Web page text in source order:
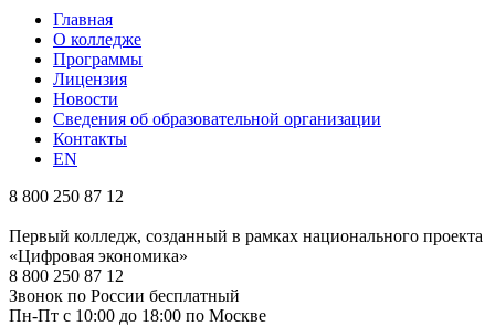
Главная
О колледже
Программы
Лицензия
Новости
Сведения об образовательной организации
Контакты
EN
8 800 250 87 12
Первый колледж, созданный в рамках национального проекта
«Цифровая экономика»
8 800 250 87 12
Звонок по России бесплатный
Пн-Пт с 10:00 до 18:00 по Москве